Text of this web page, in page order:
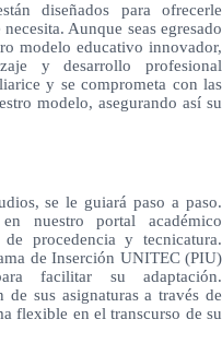
diseñados para ofrecerle
Aunque seas egresado
modelo educativo innovador,
y desarrollo profesional
y se comprometa con las
modelo, asegurando así su
se le guiará paso a paso.
nuestro portal académico
procedencia y tecnicatura.
de Inserción UNITEC (PIU)
facilitar su adaptación.
sus asignaturas a través de
flexible en el transcurso de su